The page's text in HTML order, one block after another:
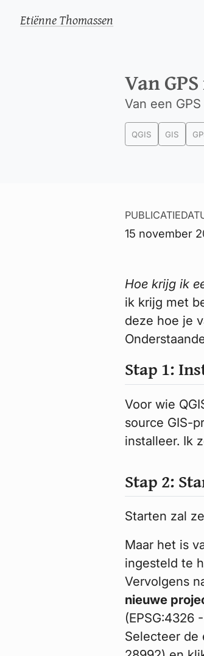
Etiënne Thomassen
Van
Van een
QGIS GIS
15 november
Hoe krijg ik
ik krijg met
deze hoe je
Stap 1:
Voor wie
source GIS-
installeer. Ik
Stap 2:
Starten zal
Maar het is
ingesteld te
Vervolgens
nieuwe
(EPSG:4326
Selecteer de